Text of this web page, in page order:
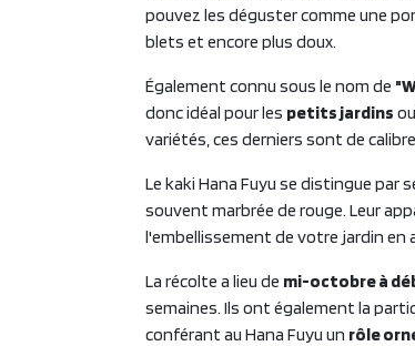
pouvez les déguster comme une
blets et encore plus doux.
Également connu sous le nom de
donc idéal pour les petits jardins
variétés, ces derniers sont de
Le kaki Hana Fuyu se distingue par
souvent marbrée de rouge. Leur
l'embellissement de votre jardin en
La récolte a lieu de mi-octobre à
semaines. Ils ont également la
conférant au Hana Fuyu un rôle